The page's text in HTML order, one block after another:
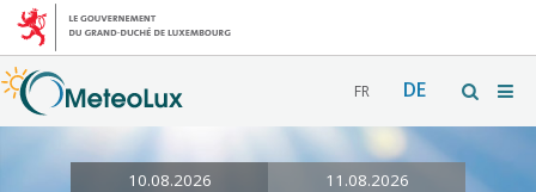
FR DE
10.08.2026 11.08.2026